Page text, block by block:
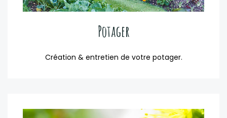
Potager
Création & entretien de votre potager.